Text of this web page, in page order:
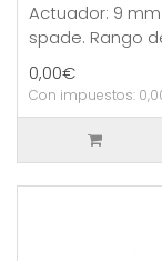
Actuador: 9
spade. Rango
0,00€
Con impuestos: